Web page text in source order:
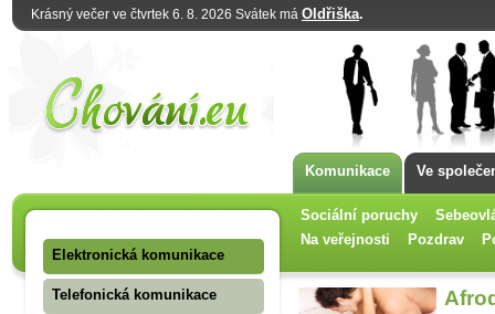
Krásný večer ve čtvrtek 6. 8. 2026 Svátek má Oldřiška.
Komunikace Ve
Sociální poruchy
Na veřejnosti
Pozdrav
Elektronická komunikace
Telefonická komunikace